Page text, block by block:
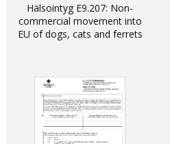
Hälsointyg E9.207: Non-
commercial movement into
EU of dogs, cats and ferrets